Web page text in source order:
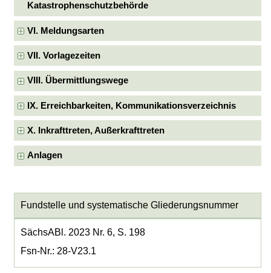
Katastrophenschutzbehörde
VI. Meldungsarten
VII. Vorlagezeiten
VIII. Übermittlungswege
IX. Erreichbarkeiten, Kommunikationsverzeichnis
X. Inkrafttreten, Außerkrafttreten
Anlagen
Fundstelle und systematische Gliederungsnummer
SächsABl. 2023 Nr. 6, S. 198
Fsn-Nr.: 28-V23.1